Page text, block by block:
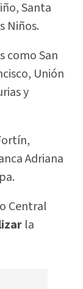
Santa
Niños.
como San
Unión
y
Adriana
Central
la